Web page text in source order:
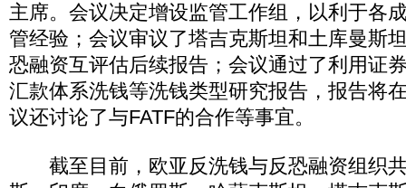
主席。会议决定增设监管工作组，以利于各
管经验；会议审议了塔吉克斯坦和土库曼斯
恐融资互评估后续报告；会议通过了利用证
汇款体系洗钱等洗钱类型研究报告，报告将
议还讨论了与FATF的合作等事宜。
截至目前，欧亚反洗钱与反恐融资组织